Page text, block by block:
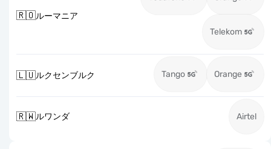
🇷🇴ルーマニア
Telekom
🇱🇺ルクセンブルク Tango Orange
🇷🇼ルワンダ Airtel